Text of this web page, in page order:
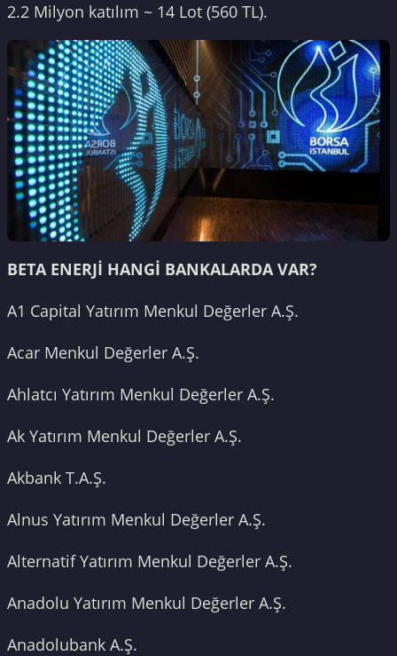
2.2 Milyon katılım ~ 14 Lot (560 TL).
BETA ENERJİ HANGİ BANKALARDA VAR?
A1 Capital Yatırım Menkul Değerler A.Ş.
Acar Menkul Değerler A.Ş.
Ahlatcı Yatırım Menkul Değerler A.Ş.
Ak Yatırım Menkul Değerler A.Ş.
Akbank T.A.Ş.
Alnus Yatırım Menkul Değerler A.Ş.
Alternatif Yatırım Menkul Değerler A.Ş.
Anadolu Yatırım Menkul Değerler A.Ş.
Anadolubank A.Ş.